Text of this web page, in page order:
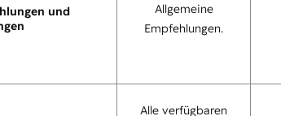
und
Allgemeine
Empfehlungen.
Alle verfügbaren